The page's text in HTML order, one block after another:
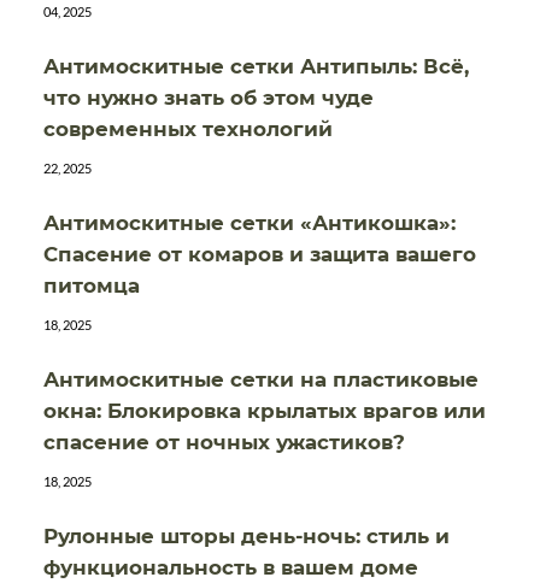
04, 2025
Антимоскитные сетки Антипыль: Всё,
что нужно знать об этом чуде
современных технологий
22, 2025
Антимоскитные сетки «Антикошка»:
Спасение от комаров и защита вашего
питомца
18, 2025
Антимоскитные сетки на пластиковые
окна: Блокировка крылатых врагов или
спасение от ночных ужастиков?
18, 2025
Рулонные шторы день-ночь: стиль и
функциональность в вашем доме